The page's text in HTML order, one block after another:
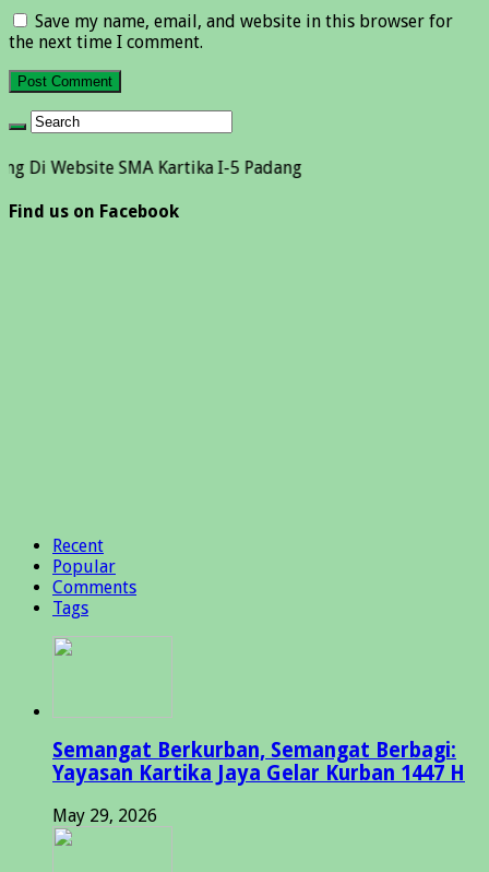
Save my name, email, and website in this browser for
the next time I comment.
SMA Kartika I-5 Padang
Find us on Facebook
Recent
Popular
Comments
Tags
Semangat Berkurban, Semangat Berbagi:
Yayasan Kartika Jaya Gelar Kurban 1447 H
May 29, 2026